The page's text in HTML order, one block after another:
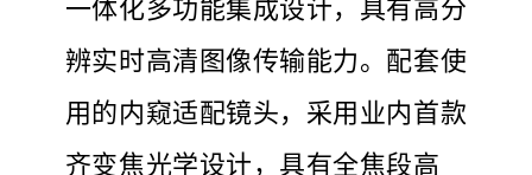
一体化多功能集成设计，具有高分
辨实时高清图像传输能力。配套使
用的内窥适配镜头，采用业内首款
齐变焦光学设计，具有全焦段高